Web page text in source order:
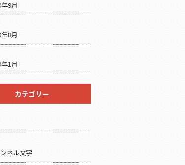
9月
8月
1月
カテゴリー
ネル文字